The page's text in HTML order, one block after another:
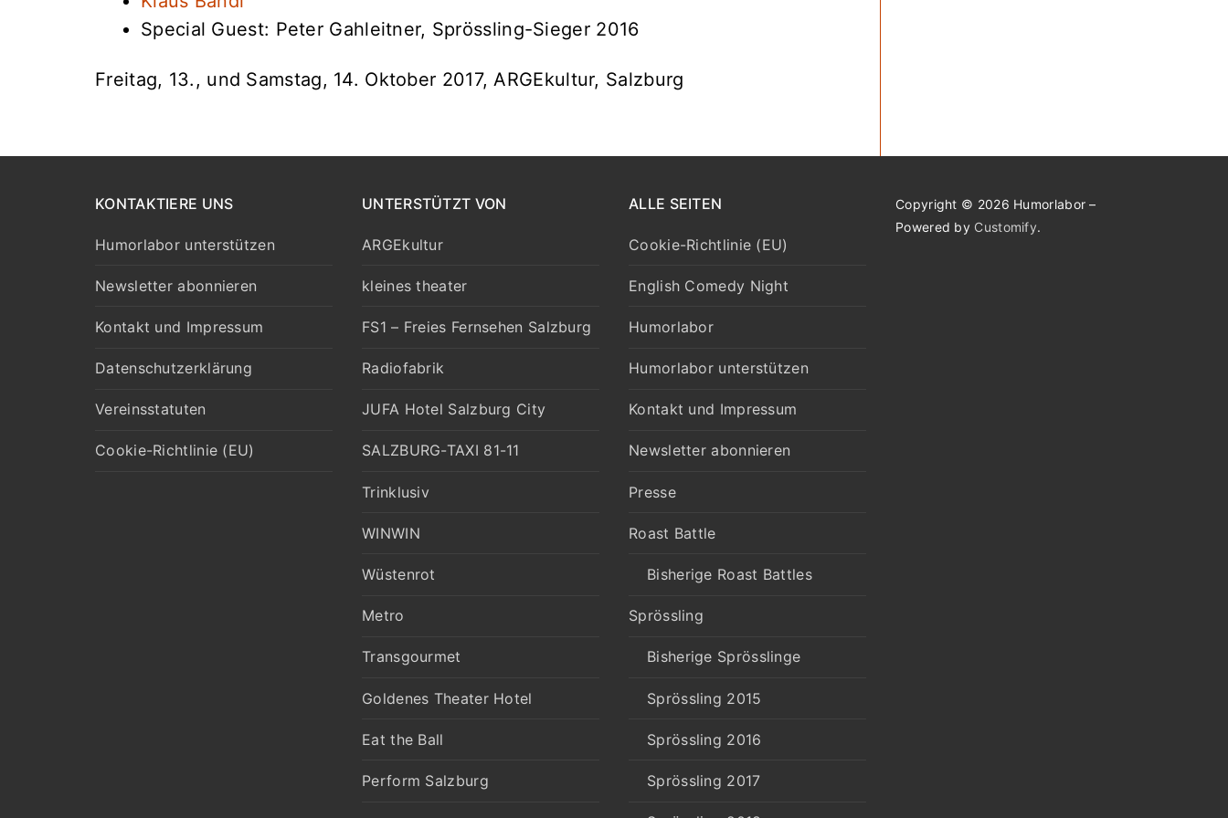
Special Guest: Peter Gahleitner, Sprössling-Sieger 2016
Freitag, 13., und Samstag, 14. Oktober 2017, ARGEkultur, Salzburg
KONTAKTIERE UNS
Humorlabor unterstützen
Newsletter abonnieren
Kontakt und Impressum
Datenschutzerklärung
Vereinsstatuten
Cookie-Richtlinie (EU)
UNTERSTÜTZT VON
ARGEkultur
kleines theater
FS1 – Freies Fernsehen Salzburg
Radiofabrik
JUFA Hotel Salzburg City
SALZBURG-TAXI 81-11
Trinklusiv
WINWIN
Wüstenrot
Metro
Transgourmet
Goldenes Theater Hotel
Eat the Ball
Perform Salzburg
ALLE SEITEN
Cookie-Richtlinie (EU)
English Comedy Night
Humorlabor
Humorlabor unterstützen
Kontakt und Impressum
Newsletter abonnieren
Presse
Roast Battle
Bisherige Roast Battles
Sprössling
Bisherige Sprösslinge
Sprössling 2015
Sprössling 2016
Sprössling 2017
Copyright © 2026 Humorlabor –
Powered by Customify.